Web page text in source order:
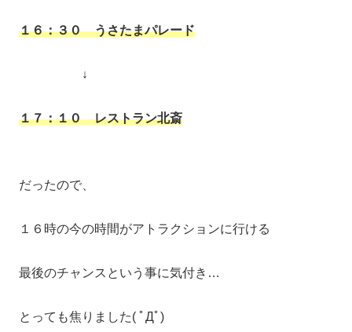
１６：３０ うさたまパレード
↓
１７：１０レストラン北斎
だったので、
１６時の今の時間がアトラクションに行ける
最後のチャンスという事に気付き…
とっても焦りました( ﾟДﾟ)